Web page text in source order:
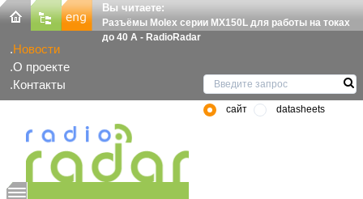
Вы читаете:
Разъёмы Molex серии MX150L для работы на токах
до 40 А - RadioRadar
Новости
О проекте
Контакты
сайт datasheets